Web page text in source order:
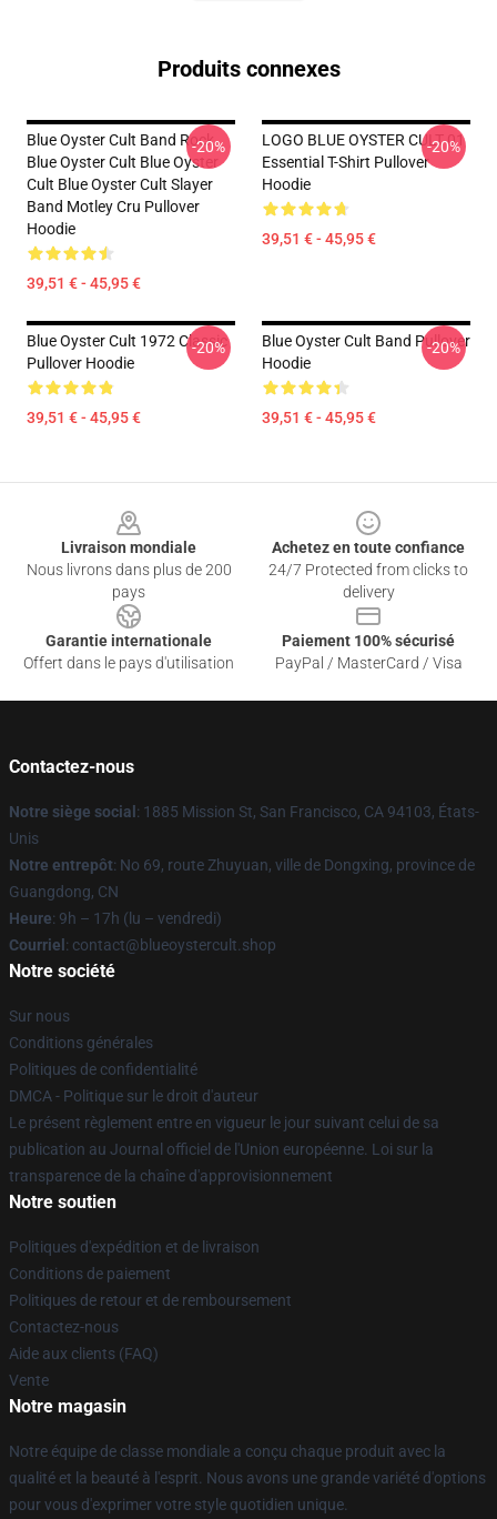
Produits connexes
Blue Oyster Cult Band Rock
Blue Oyster Cult Blue Oyster
Cult Blue Oyster Cult Slayer
Band Motley Cru Pullover
Hoodie
39,51 € - 45,95 €
-20%
LOGO BLUE OYSTER CULT 01
Essential T-Shirt Pullover
Hoodie
39,51 € - 45,95 €
-20%
Blue Oyster Cult 1972 Classic
Pullover Hoodie
39,51 € - 45,95 €
-20%
Blue Oyster Cult Band Pullover
Hoodie
39,51 € - 45,95 €
-20%
Livraison mondiale
Nous livrons dans plus de 200
pays
Achetez en toute confiance
24/7 Protected from clicks to
delivery
Garantie internationale
Offert dans le pays d'utilisation
Paiement 100% sécurisé
PayPal / MasterCard / Visa
Contactez-nous
Notre siège social : 1885 Mission St, San Francisco, CA 94103, États-
Unis
Notre entrepôt: No 69, route Zhuyuan, ville de Dongxing, province de
Guangdong, CN
Heure: 9h – 17h (lu – vendredi)
Courriel : contact@blueoystercult.shop
Notre société
Sur nous
Conditions générales
Politiques de confidentialité
DMCA - Politique sur le droit d'auteur
Le présent règlement entre en vigueur le jour suivant celui de sa
publication au Journal officiel de l'Union européenne. Loi sur la
transparence de la chaîne d'approvisionnement
Notre soutien
Politiques d'expédition et de livraison
Conditions de paiement
Politiques de retour et de remboursement
Contactez-nous
Aide aux clients (FAQ)
Vente
Notre magasin
Notre équipe de classe mondiale a conçu chaque produit avec la
qualité et la beauté à l'esprit. Nous avons une grande variété d'options
pour vous d'exprimer votre style quotidien unique.